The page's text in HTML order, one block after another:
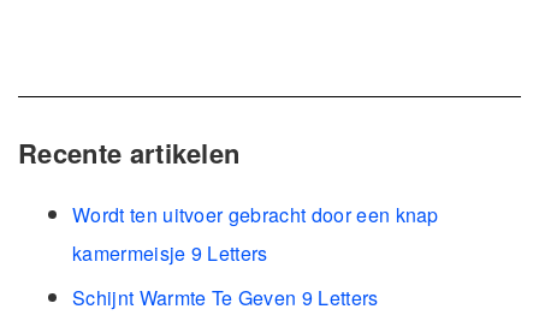
Recente artikelen
Wordt ten uitvoer gebracht door een knap
kamermeisje 9 Letters
Schijnt Warmte Te Geven 9 Letters